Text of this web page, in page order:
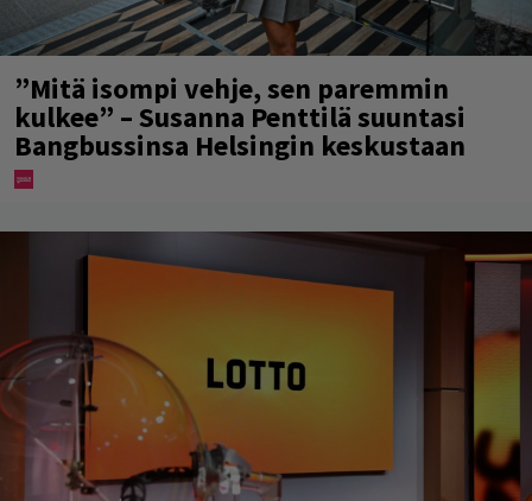
”Mitä isompi vehje, sen paremmin
kulkee” – Susanna Penttilä suuntasi
Bangbussinsa Helsingin keskustaan